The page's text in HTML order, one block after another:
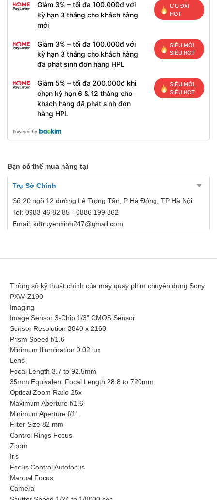
Giảm 3% – tối đa 100.000đ với
kỳ hạn 3 tháng cho khách hàng
mới
ƯU ĐÃI
HOT
Giảm 3% – tối đa 100.000đ với
kỳ hạn 3 tháng cho khách hàng
đã phát sinh đơn hàng HPL
SIÊU MỚI,
SIÊU HOT
Giảm 5% – tối đa 200.000đ khi
chọn kỳ hạn 6 & 12 tháng cho
khách hàng đã phát sinh đơn
hàng HPL
SIÊU MỚI,
SIÊU HOT
Powered by
Bạn có thể mua hàng tại
Trụ Sở Chính
Số 20 ngõ 12 đường Lê Trọng Tấn, P Hà Đông, TP Hà Nội
Tel: 0983 46 82 85 - 0886 199 862
Email: kdtruyenhinh247@gmail.com
Thông số kỹ thuật chính của máy quay phim chuyên dụng Sony
PXW-Z190
Imaging
Image Sensor 3-Chip 1/3" CMOS Sensor
Sensor Resolution 3840 x 2160
Prism Speed f/1.6
Minimum Illumination 0.02 lux
Lens
Focal Length 3.7 to 92.5mm
35mm Equivalent Focal Length 28.8 to 720mm
Optical Zoom Ratio 25x
Maximum Aperture f/1.6
Minimum Aperture f/11
Filter Size 82 mm
Control Rings Focus
Zoom
Iris
Focus Control Autofocus
Manual Focus
Camera